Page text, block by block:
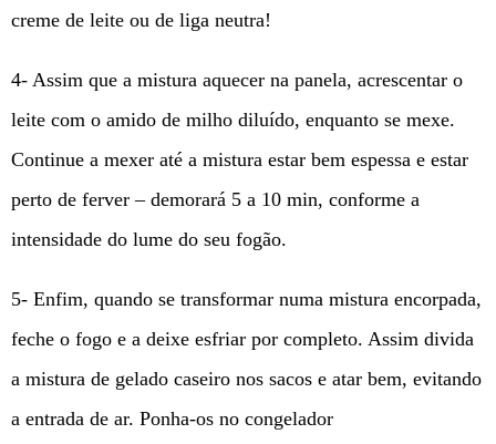
creme de leite ou de liga neutra!
4- Assim que a mistura aquecer na panela, acrescentar o
leite com o amido de milho diluído, enquanto se mexe.
Continue a mexer até a mistura estar bem espessa e estar
perto de ferver – demorará 5 a 10 min, conforme a
intensidade do lume do seu fogão.
5- Enfim, quando se transformar numa mistura encorpada,
feche o fogo e a deixe esfriar por completo. Assim divida
a mistura de gelado caseiro nos sacos e atar bem, evitando
a entrada de ar. Ponha-os no congelador